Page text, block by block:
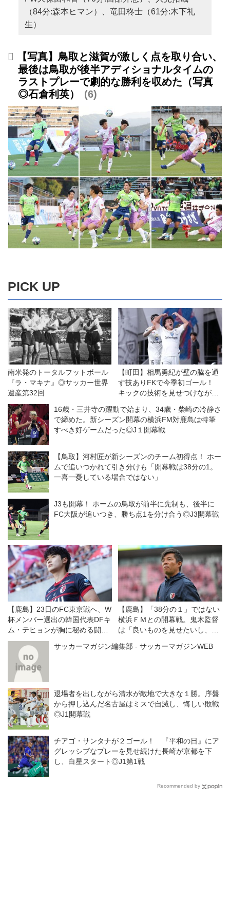
（84分:森本ヒマン）、竜田柊士（61分:木下礼
生）
【写真】鳥取と滋賀が激しく点を取り合い、
最後は鳥取が後半アディショナルタイムの
ラストプレーで劇的な勝利を収めた（写真
◎石倉利英）
6
PICK UP
南米発のトータルフットボール
『ラ・マキナ』◎サッカー世界
遺産第32回
【町田】相馬勇紀が壁の脇を通
す技ありFKで今季初ゴール！
キックの技術を見せつけながら
切」だと思ったこと
16歳・三井寺の躍動で始まり、34歳・柴崎の冷静さ
で締めた。新シーズン開幕の横浜FM対鹿島は特筆
すべき好ゲームだった◎J１開幕戦
【鳥取】河村匠が新シーズンのチーム初得点！ ホー
ムで追いつかれて引き分けも「開幕戦は38分の1。
一喜一憂している場合ではない」
J3も開幕！ ホームの鳥取が前半に先制も、後半に
FC大阪が追いつき、勝ち点1を分け合う◎J3開幕戦
【鹿島】23日のFC東京戦へ、W
杯メンバー選出の韓国代表DFキ
ム・テヒョンが胸に秘める闘争
心。「勝つ気持ちで準備する」
【鹿島】「38分の１」ではない
横浜ＦＭとの開幕戦。鬼木監督
は「良いものを見せたいし、決
サッカーマガジン編集部 - サッカーマガジンWEB
退場者を出しながら清水が敵地で大きな１勝。序盤
から押し込んだ名古屋はミスで自滅し、悔しい敗戦
◎J1開幕戦
チアゴ・サンタナが２ゴール！ 『平和の日』にア
グレッシブなプレーを見せ続けた長崎が京都を下
し、白星スタート◎J1第1戦
Recommended by